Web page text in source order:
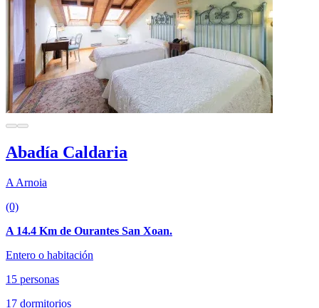
Abadía Caldaria
A Arnoia
(0)
A 14.4 Km de Ourantes San Xoan.
Entero o habitación
15 personas
17 dormitorios